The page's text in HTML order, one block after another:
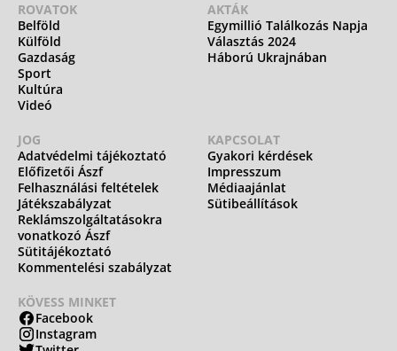
ROVATOK
Belföld
Külföld
Gazdaság
Sport
Kultúra
Videó
AKTÁK
Egymillió Találkozás Napja
Választás 2024
Háború Ukrajnában
JOG
Adatvédelmi tájékoztató
Előfizetői Ászf
Felhasználási feltételek
Játékszabályzat
Reklámszolgáltatásokra
vonatkozó Ászf
Sütitájékoztató
Kommentelési szabályzat
KAPCSOLAT
Gyakori kérdések
Impresszum
Médiaajánlat
Sütibeállítások
KÖVESS MINKET
Facebook
Instagram